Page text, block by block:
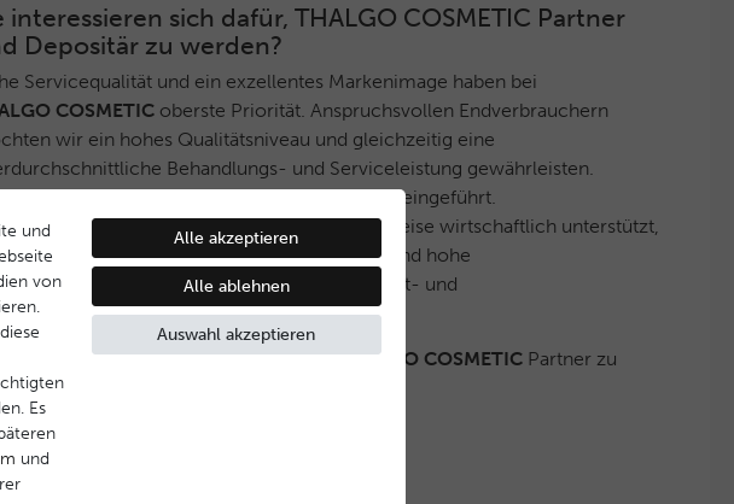
interessieren sich dafür, THALGO COSMETIC Partner
Depositär zu werden?
Servicequalität und ein exzellentes Markenimage haben bei
COSMETIC oberste Priorität. Anspruchsvollen Endverbrauchern
wir ein hohes Qualitätsniveau und gleichzeitig eine
Behandlungs- und Serviceleistung gewährleisten.
haben wir ein selektives Vertriebssystem eingeführt.
COSMETICPartner werden auf diese Weise wirtschaftlich unterstützt,
Endverbrauchern eine stets gleichbleibend hohe
und ein innovatives Produkt- und
geboten wird.
Sie Interesse daran haben, ebenfallsTHALGO COSMETIC Partner zu
nehmen Sie bitte Kontakt mit uns auf.
aufnehmen
und
von
Es
und
Alle akzeptieren
Alle ablehnen
Auswahl akzeptieren